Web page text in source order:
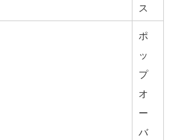
ス
ポ
ッ
プ
オ
ー
バ